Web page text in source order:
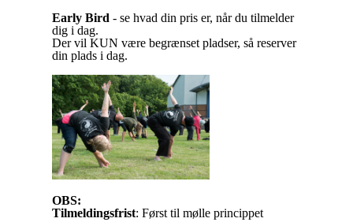
Early Bird - se hvad din pris er, når du tilmelder
dig i dag.
Der vil KUN være begrænset pladser, så reserver
din plads i dag.
OBS:
Tilmeldingsfrist: Først til mølle princippet